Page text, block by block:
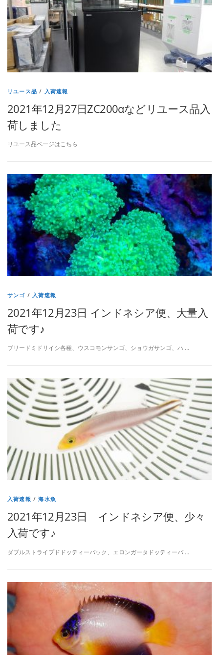
リユース品 / 入荷速報
2021年12月27日ZC200αなどリユース品入
荷しました
リユース品ページはこちら
サンゴ / 入荷速報
2021年12月23日 インドネシア便、大量入
荷です♪
ブリードミドリイシ各種、ウスコモンサンゴ、ショウガサンゴ、ハ …
入荷速報 /海水魚
2021年12月23日 インドネシア便、少々
入荷です♪
ダブルストライプドドッティーバック、エロンガータドッティーバ …